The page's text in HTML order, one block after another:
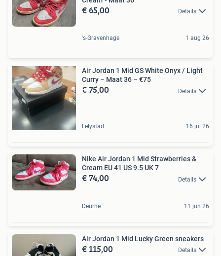
€ 65,00 Details
's-Gravenhage 1 aug 26
Air Jordan 1 Mid GS White Onyx / Light
Curry – Maat 36 – €75
€ 75,00 Details
Lelystad 16 jul 26
Nike Air Jordan 1 Mid Strawberries &
Cream EU 41 US 9.5 UK 7
€ 74,00 Details
Deurne 11 jun 26
Air Jordan 1 Mid Lucky Green sneakers
€ 115,00 Details